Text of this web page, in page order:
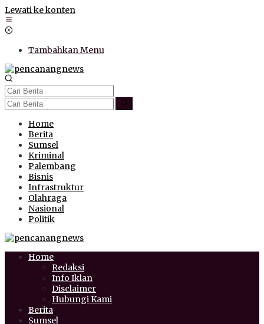
Lewati ke konten
Tambahkan Menu
Home
Berita
Sumsel
Kriminal
Palembang
Bisnis
Infrastruktur
Olahraga
Nasional
Politik
Home
Redaksi
Info Iklan
Disclaimer
Hubungi Kami
Berita
Sumsel